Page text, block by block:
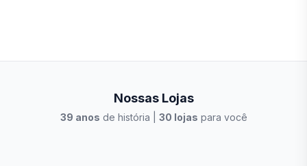
Nossas Lojas
39 anos de história | 30 lojas para você